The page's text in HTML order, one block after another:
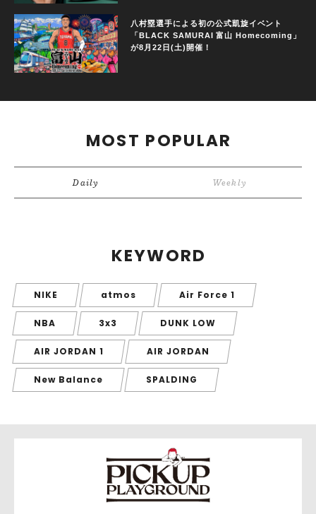
八村塁選手による初の公式凱旋イベント
「BLACK SAMURAI 富山 Homecoming」
が8月22日(土)開催！
MOST POPULAR
Daily Weekly
KEYWORD
NIKE atmos Air Force 1
NBA 3x3 DUNK LOW
AIR JORDAN 1 AIR JORDAN
New Balance SPALDING